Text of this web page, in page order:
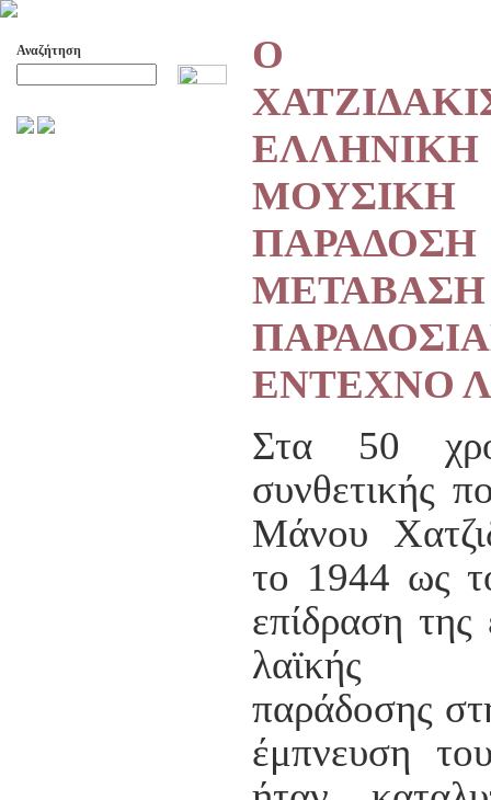
Αναζήτηση
Ο
ΜΟΥΣΙΚΗ
ΠΑΡΑΔΟΣΗ
ΕΝΤΕΧΝΟ
Στα 50
συνθετικής
Μάνου
το 1944 ως
επίδραση της
λαϊκής
παράδοσης
έμπνευση